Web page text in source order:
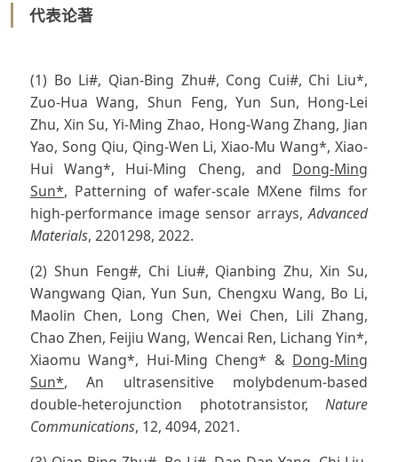
代表论著
(1) Bo Li#, Qian-Bing Zhu#, Cong Cui#, Chi Liu*,
Zuo-Hua Wang, Shun Feng, Yun Sun, Hong-Lei
Zhu, Xin Su, Yi-Ming Zhao, Hong-Wang Zhang, Jian
Yao, Song Qiu, Qing-Wen Li, Xiao-Mu Wang*, Xiao-
Hui Wang*, Hui-Ming Cheng, and Dong-Ming
Sun*, Patterning of wafer-scale MXene films for
high-performance image sensor arrays,Advanced
Materials, 2201298, 2022.
(2) Shun Feng#, Chi Liu#, Qianbing Zhu, Xin Su,
Wangwang Qian, Yun Sun, Chengxu Wang, Bo Li,
Maolin Chen, Long Chen, Wei Chen, Lili Zhang,
Chao Zhen, Feijiu Wang, Wencai Ren, Lichang Yin*,
Xiaomu Wang*, Hui-Ming Cheng* & Dong-Ming
Sun*, An ultrasensitive molybdenum-based
double-heterojunction phototransistor,Nature
Communications, 12, 4094, 2021.